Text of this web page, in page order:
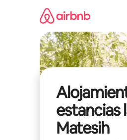
estancias
Matesih